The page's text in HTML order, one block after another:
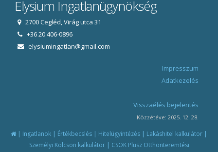
Elysium Ingatlanügynökség
2700 Cegléd, Virág utca 31
+36 20 406-0896
elysiumingatlan@gmail.com
Impresszum
Adatkezelés
Visszaélés bejelentés
Közzétéve: 2025. 12. 28.
| Ingatlanok | Értékbecslés | Hitelügyintézés | Lakáshitel kalkulátor |
Személyi Kölcsön kalkulátor| CSOK Plusz Otthonteremtési